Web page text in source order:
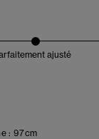
ajusté
: 97cm